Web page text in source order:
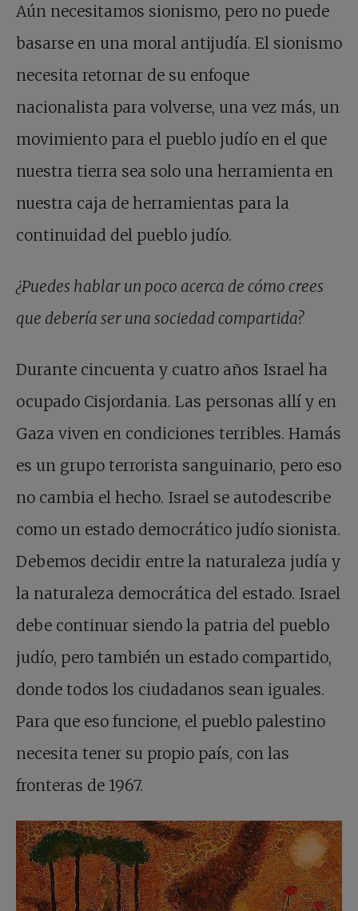
Aún necesitamos sionismo, pero no puede
basarse en una moral antijudía. El sionismo
necesita retornar de su enfoque
nacionalista para volverse, una vez más, un
movimiento para el pueblo judío en el que
nuestra tierra sea solo una herramienta en
nuestra caja de herramientas para la
continuidad del pueblo judío.
¿Puedes hablar un poco acerca de cómo crees
que debería ser una sociedad compartida?
Durante cincuenta y cuatro años Israel ha
ocupado Cisjordania. Las personas allí y en
Gaza viven en condiciones terribles. Hamás
es un grupo terrorista sanguinario, pero eso
no cambia el hecho. Israel se autodescribe
como un estado democrático judío sionista.
Debemos decidir entre la naturaleza judía y
la naturaleza democrática del estado. Israel
debe continuar siendo la patria del pueblo
judío, pero también un estado compartido,
donde todos los ciudadanos sean iguales.
Para que eso funcione, el pueblo palestino
necesita tener su propio país, con las
fronteras de 1967.